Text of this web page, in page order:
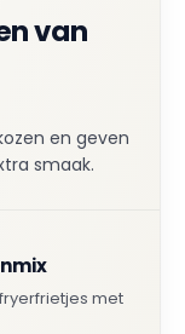
van
en geven
smaak.
met